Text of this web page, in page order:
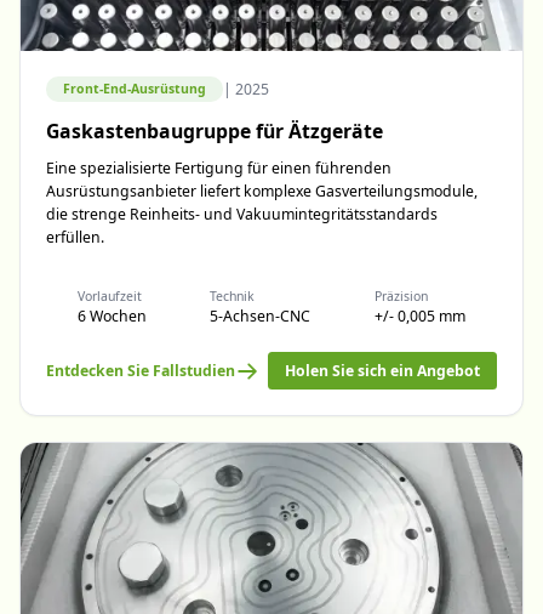
Front-End-Ausrüstung | 2025
Gaskastenbaugruppe für Ätzgeräte
Eine spezialisierte Fertigung für einen führenden
Ausrüstungsanbieter liefert komplexe Gasverteilungsmodule,
die strenge Reinheits- und Vakuumintegritätsstandards
erfüllen.
Vorlaufzeit
6 Wochen
Technik
5-Achsen-CNC
Präzision
+/- 0,005 mm
Entdecken Sie Fallstudien Holen Sie sich ein Angebot